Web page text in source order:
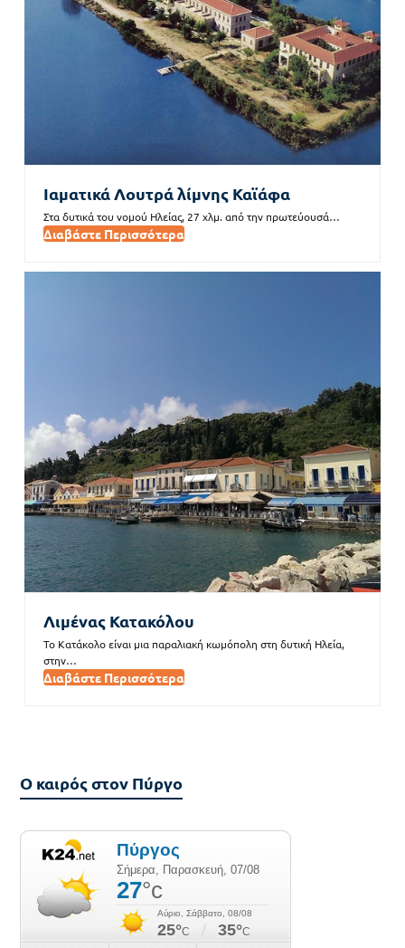
Ιαματικά Λουτρά λίμνης Καϊάφα
Στα δυτικά του νομού Ηλείας, 27 χλμ. από την πρωτεύουσά…
Διαβάστε Περισσότερα
Λιμένας Κατακόλου
Το Κατάκολο είναι μια παραλιακή κωμόπολη στη δυτική Ηλεία,
στην…
Διαβάστε Περισσότερα
O καιρός στον Πύργο